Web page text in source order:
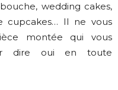
wedding cakes,
cupcakes… Il ne vous
montée qui vous
dire oui en toute